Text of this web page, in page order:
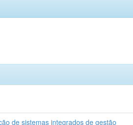
de sistemas integrados de gestão